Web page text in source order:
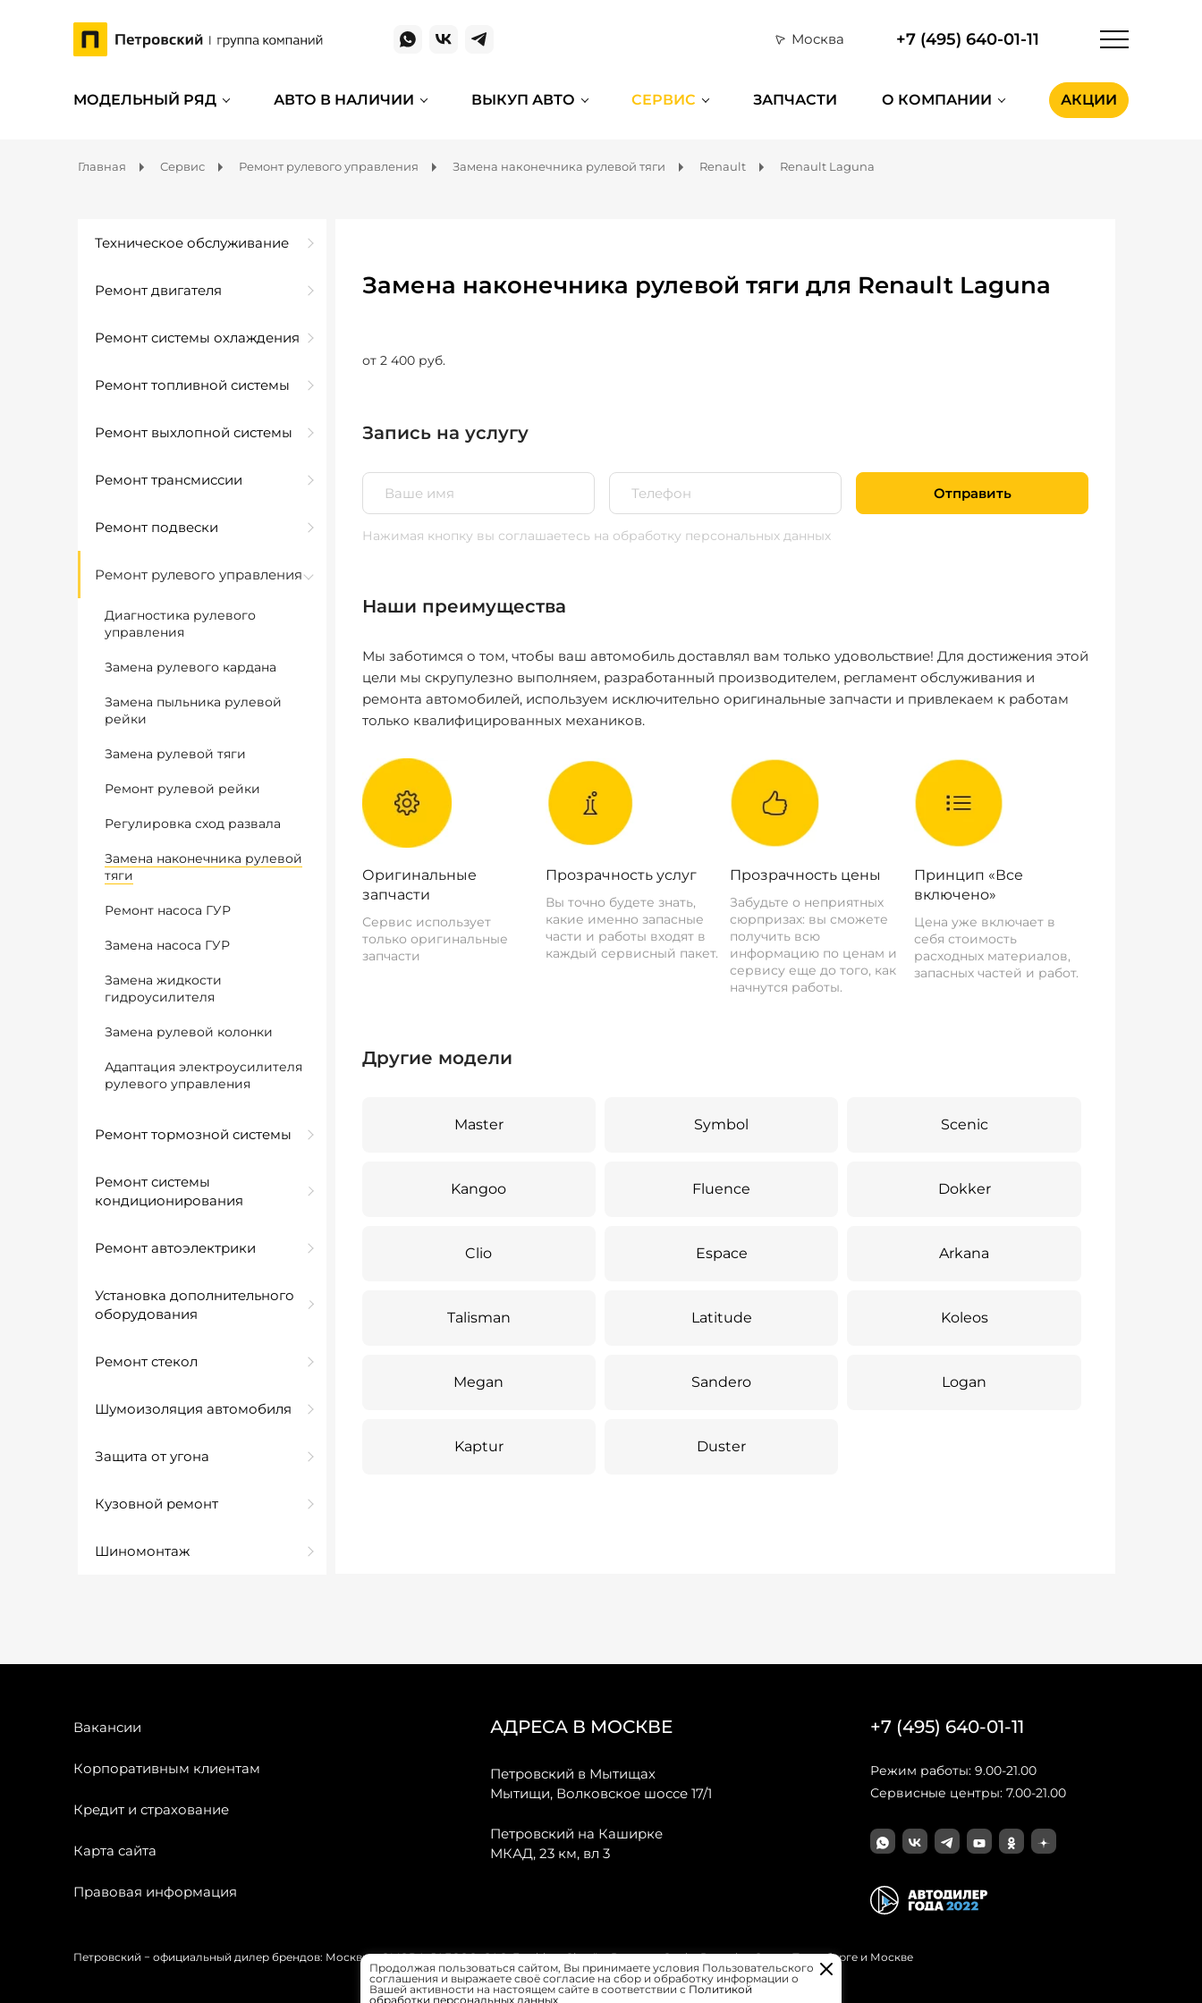
Москва +7 (495) 640-01-11
МОДЕЛЬНЫЙ РЯД АВТО В НАЛИЧИИ ВЫКУП АВТО СЕРВИС ЗАПЧАСТИ О КОМПАНИИ АКЦИИ
Главная Сервис Ремонт рулевого управления Замена наконечника рулевой тяги Renault Renault Laguna
Техническое обслуживание
Ремонт двигателя
Ремонт системы охлаждения
Ремонт топливной системы
Ремонт выхлопной системы
Ремонт трансмиссии
Ремонт подвески
Ремонт рулевого управления
Диагностика рулевого
управления
Замена рулевого кардана
Замена пыльника рулевой
рейки
Замена рулевой тяги
Ремонт рулевой рейки
Регулировка сход развала
Замена наконечника рулевой
тяги
Ремонт насоса ГУР
Замена насоса ГУР
Замена жидкости
гидроусилителя
Замена рулевой колонки
Адаптация электроусилителя
рулевого управления
Ремонт тормозной системы
Ремонт системы
кондиционирования
Ремонт автоэлектрики
Установка дополнительного
оборудования
Ремонт стекол
Шумоизоляция автомобиля
Защита от угона
Кузовной ремонт
Шиномонтаж
Замена наконечника рулевой тяги для Renault Laguna
от 2 400 руб.
Запись на услугу
Отправить
Нажимая кнопку вы соглашаетесь на обработку персональных данных
Наши преимущества
Мы заботимся о том, чтобы ваш автомобиль доставлял вам только удовольствие! Для достижения этой
цели мы скрупулезно выполняем, разработанный производителем, регламент обслуживания и
ремонта автомобилей, используем исключительно оригинальные запчасти и привлекаем к работам
только квалифицированных механиков.
Оригинальные
запчасти
Сервис использует
только оригинальные
запчасти
Прозрачность услуг
Вы точно будете знать,
какие именно запасные
части и работы входят в
каждый сервисный пакет.
Прозрачность цены
Забудьте о неприятных
сюрпризах: вы сможете
получить всю
информацию по ценам и
сервису еще до того, как
начнутся работы.
Принцип «Все
включено»
Цена уже включает в
себя стоимость
расходных материалов,
запасных частей и работ.
Другие модели
Master Symbol Scenic
Kangoo Fluence Dokker
Clio Espace Arkana
Talisman Latitude Koleos
Megan Sandero Logan
Kaptur Duster
Вакансии
Корпоративным клиентам
Кредит и страхование
Карта сайта
Правовая информация
АДРЕСА В МОСКВЕ
Петровский в Мытищах
Мытищи, Волковское шоссе 17/1
Петровский на Каширке
МКАД, 23 км, вл 3
+7 (495) 640-01-11
Режим работы: 9.00-21.00
Сервисные центры: 7.00-21.00
Петровский − официальный дилер брендов: Москвич, OMODA, JAECOO, GAC, Forthing, Citroёn, Peugeot, Opel и Renault в Санкт-Петербурге и Москве
Продолжая пользоваться сайтом, Вы принимаете условия Пользовательского
соглашения и выражаете своё согласие на сбор и обработку информации о
Вашей активности на настоящем сайте в соответствии с Политикой
обработки персональных данных